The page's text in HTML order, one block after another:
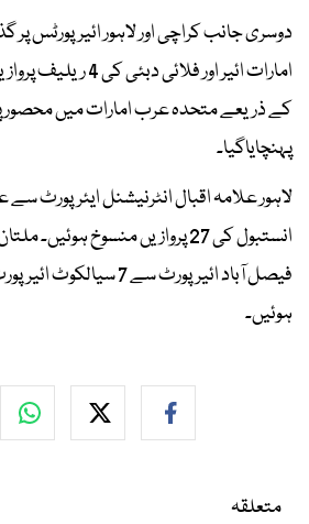
دوسری جانب کراچی اور لاہور ائیرپورٹس پر
امارات ائیر اور فلائی
کے ذریعے متحدہ عرب امارات میں محصور
پہنچایاگیا۔
لاہور علامہ اقبال انٹرنیشنل ایئرپورٹ
ہوئیں۔
متعلقہ